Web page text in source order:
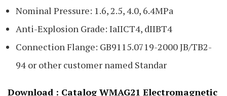
Nominal Pressure: 1.6, 2.5, 4.0, 6.4MPa
Anti-Explosion Grade: IaIICT4, dIIBT4
Connection Flange: GB9115.0719-2000 JB/TB2-
94 or other customer named Standar
Download : Catalog WMAG21 Electromagnetic